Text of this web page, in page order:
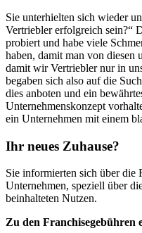
Sie unterhielten sich wieder
Vertriebler erfolgreich sein?“
probiert und habe viele
haben, damit man von diesen
damit wir Vertriebler nur in
begaben sich also auf die
dies anboten und ein
Unternehmenskonzept
ein Unternehmen mit einem
Ihr neues Zuhause?
Sie informierten sich über die
Unternehmen, speziell über
beinhalteten Nutzen.
Zu den Franchisegebühren